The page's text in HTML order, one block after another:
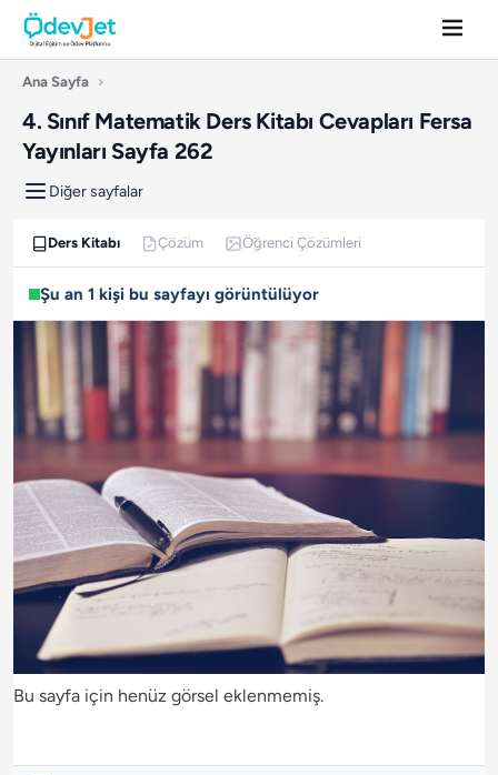
Ana Sayfa ›
4. Sınıf Matematik Ders Kitabı Cevapları Fersa
Yayınları Sayfa 262
Diğer sayfalar
Ders Kitabı Çözüm Öğrenci Çözümleri
Şu an 1 kişi bu sayfayı görüntülüyor
Bu sayfa için henüz görsel eklenmemiş.